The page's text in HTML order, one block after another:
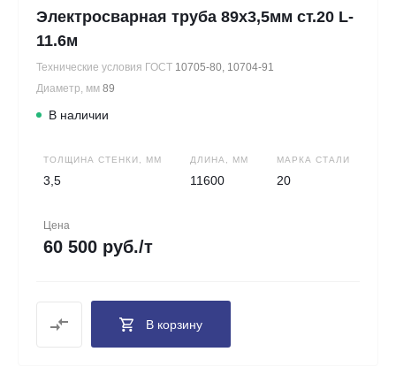
Электросварная труба 89х3,5мм ст.20 L-
11.6м
Технические условия ГОСТ 10705-80, 10704-91
Диаметр, мм 89
В наличии
ТОЛЩИНА СТЕНКИ, ММ
3,5
ДЛИНА, ММ
11600
МАРКА СТАЛИ
20
Цена
60 500 руб./т
В корзину